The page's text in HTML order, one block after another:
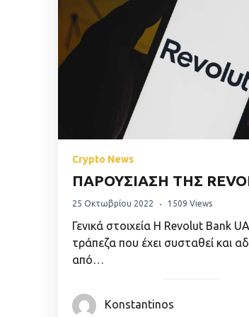
Crypto News
ΠΑΡΟΥΣΙΑΣΗ ΤΗΣ
25 Οκτωβρίου 2022 1509 Views
Γενικά στοιχεία Η Revolut Bank
τράπεζα που έχει συσταθεί και
από…
Konstantinos